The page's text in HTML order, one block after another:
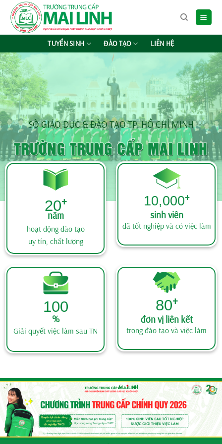
Chuyển
đến
TUYỂN SINH ĐÀO TẠO LIÊN HỆ
SỞ GIÁO DỤC & ĐÀO TẠO TP. HỒ CHÍ MINH
20+
năm
hoạt động đào tạo
uy tín, chất lượng
10,000+
sinh viên
đã tốt nghiệp và có việc làm
100
%
Giải quyết việc làm sau TN
80+
đơn vị liên kết
trong đào tạo và việc làm